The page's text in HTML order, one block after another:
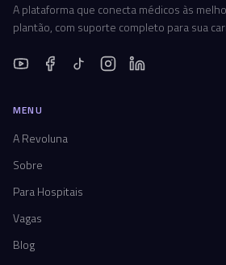
A plataforma que conecta médicos às
plantão, com suporte completo para sua
MENU
A Revoluna
Sobre
Para Hospitais
Vagas
Blog